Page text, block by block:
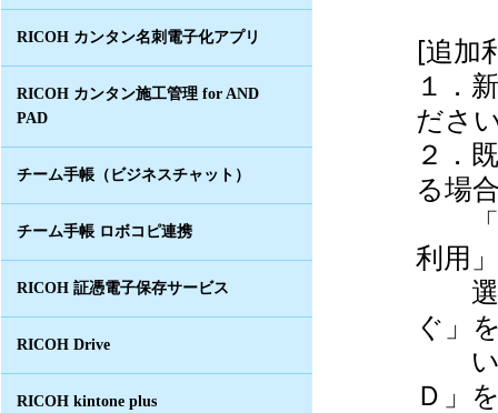
RICOH カンタン名刺電子化アプリ
RICOH カンタン施工管理 for AND
PAD
チーム手帳（ビジネスチャット）
チーム手帳 ロボコピ連携
RICOH 証憑電子保存サービス
RICOH Drive
RICOH kintone plus
[追加
１．
ださ
２．
る場
「
利用
選
ぐ」
い
Ｄ」